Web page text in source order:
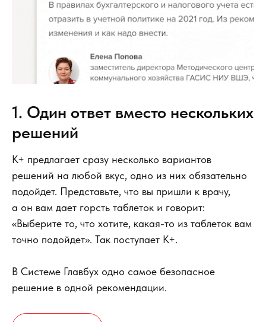
1. Один ответ вместо нескольких
решений
К+ предлагает сразу несколько вариантов
решений на любой вкус, одно из них обязательно
подойдет. Представьте, что вы пришли к врачу,
а он вам дает горсть таблеток и говорит:
«Выберите то, что хотите, какая-то из таблеток вам
точно подойдет». Так поступает К+.
В Системе Главбух одно самое безопасное
решение в одной рекомендации.